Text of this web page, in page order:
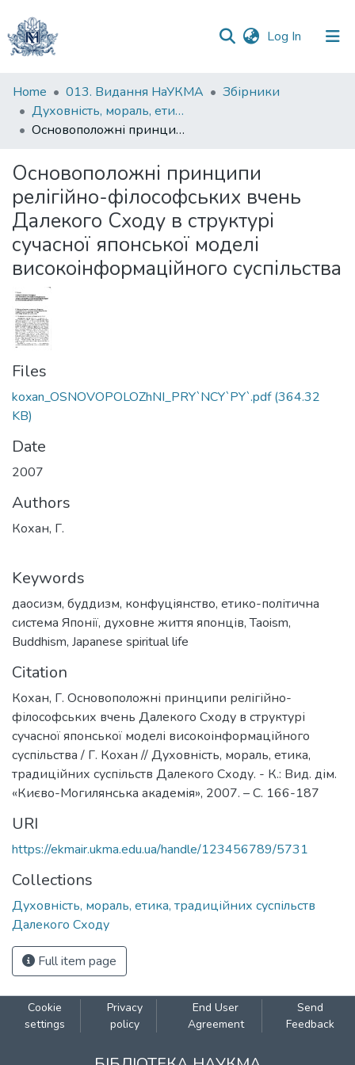
Log In (current)
Communities
&
Collections
Statistics
Home 013. Видання НаУКМА
Збірники
Духовність, мораль, етика, традиційних суспільств Далекого Сходу
Основоположні принципи релігійно-філософських вчень Далекого Сходу в структурі сучасної японської моделі високоінформаційного суспільства
Основоположні принципи
релігійно-філософських вчень
Далекого Сходу в структурі
сучасної японської моделі
високоінформаційного суспільства
Files
koxan_OSNOVOPOLOZhNI_PRY`NCY`PY`.pdf(364.32
KB)
Date
2007
Authors
Кохан, Г.
Keywords
даосизм, буддизм, конфуціянство, етико-політична
система Японії, духовне життя японців,Taoism,
Buddhism, Japanese spiritual life
Citation
Кохан, Г. Основоположні принципи релігійно-
філософських вчень Далекого Сходу в структурі
сучасної японської моделі високоінформаційного
суспільства / Г. Кохан // Духовність, мораль, етика,
традиційних суспільств Далекого Сходу. - К.: Вид. дім.
«Києво-Могилянська академія», 2007. – С. 166-187
URI
https://ekmair.ukma.edu.ua/handle/123456789/5731
Collections
Духовність, мораль, етика, традиційних суспільств
Далекого Сходу
Full item page
Cookie
settings
Privacy
policy
End User
Agreement
Send
Feedback